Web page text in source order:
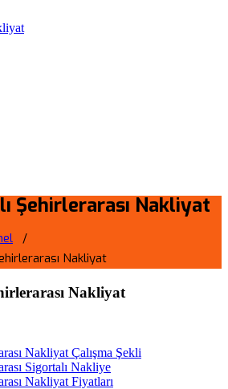
Eve Nakliyat
Şehirlerarası Nakliyat
/
Nakliyat
Nakliyat
Nakliyat Çalışma Şekli
Sigortalı Nakliye
Nakliyat Fiyatları